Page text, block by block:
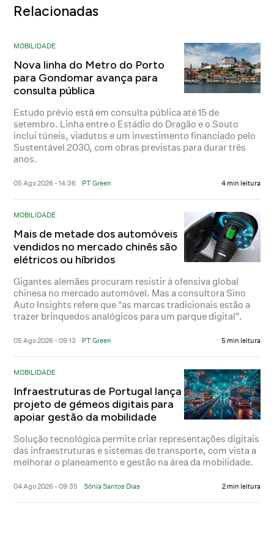
Relacionadas
MOBILIDADE
Nova linha do Metro do Porto
para Gondomar avança para
consulta pública
Estudo prévio está em consulta pública até 15 de
setembro. Linha entre o Estádio do Dragão e o Souto
inclui túneis, viadutos e um investimento financiado pelo
Sustentável 2030, com obras previstas para durar três
anos.
05 Ago 2026 - 14:36 PT Green 4 min leitura
MOBILIDADE
Mais de metade dos automóveis
vendidos no mercado chinês são
elétricos ou híbridos
Gigantes alemães procuram resistir à ofensiva global
chinesa no mercado automóvel. Mas a consultora Sino
Auto Insights refere que "as marcas tradicionais estão a
trazer brinquedos analógicos para um parque digital".
05 Ago 2026 - 09:13 PT Green 5 min leitura
MOBILIDADE
Infraestruturas de Portugal lança
projeto de gémeos digitais para
apoiar gestão da mobilidade
Solução tecnológica permite criar representações digitais
das infraestruturas e sistemas de transporte, com vista a
melhorar o planeamento e gestão na área da mobilidade.
04 Ago 2026 - 09:35 Sónia Santos Dias 2 min leitura